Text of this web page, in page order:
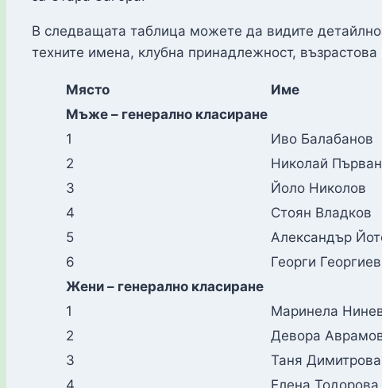
В следващата таблица можете да видите
техните имена, клубна принадлежност,
Място Име
Мъже – генерално класиране
1
Иво Балабанов
2
Николай
3
Йоло Николов
4
Стоян Владков
5
Александър
6
Георги Георгиев
Жени – генерално класиране
1
Маринела
2
Девора
3
Таня Димитрова
4
Елена Тодорова